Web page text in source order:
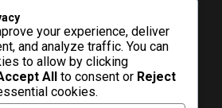
sınırlı ve
Haber Gönder
Fikstür
your experience, deliver
and analyze traffic. You can
to allow by clicking
All to consent or Reject
cookies.